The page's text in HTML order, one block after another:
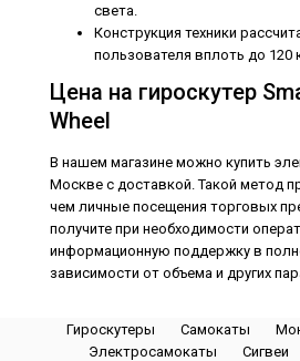
Гироскутер Белый 6,5 Smart
White
Гироскутер Белый Smart Balance
дюймов.Диаметр колес - 6,5
света.
Конструкция техники
пользователя вплоть до 120
Цена на гироскутер
Wheel
В нашем магазине можно купить
Москве с доставкой. Такой метод
чем личные посещения торговых
получите при необходимости
информационную поддержку в
зависимости от объема и других
Гироскутеры Самокаты
Электросамокаты
Сигвеи